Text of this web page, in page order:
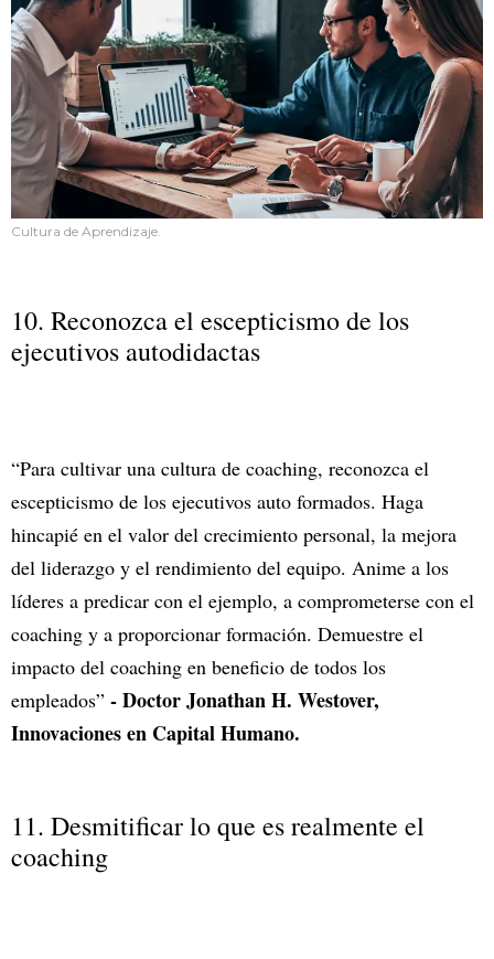
Cultura de Aprendizaje.
10. Reconozca el escepticismo de los
ejecutivos autodidactas
“Para cultivar una cultura de coaching, reconozca el
escepticismo de los ejecutivos auto formados. Haga
hincapié en el valor del crecimiento personal, la mejora
del liderazgo y el rendimiento del equipo. Anime a los
líderes a predicar con el ejemplo, a comprometerse con el
coaching y a proporcionar formación. Demuestre el
impacto del coaching en beneficio de todos los
empleados” - Doctor Jonathan H. Westover,
Innovaciones en Capital Humano.
11. Desmitificar lo que es realmente el
coaching